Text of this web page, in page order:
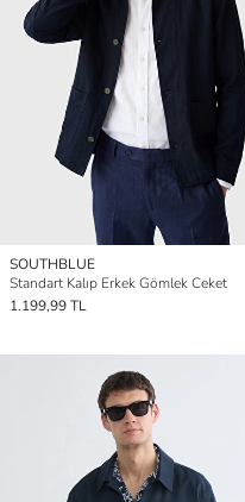
SOUTHBLUE
Standart Kalıp Erkek Gömlek Ceket
1.199,99 TL